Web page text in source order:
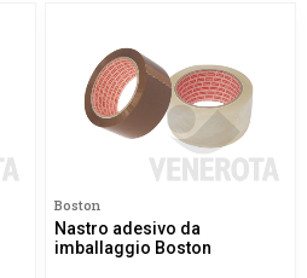
Boston
Nastro adesivo da
imballaggio Boston